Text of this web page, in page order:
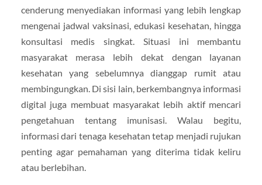
cenderung menyediakan informasi yang lebih lengkap
mengenai jadwal vaksinasi, edukasi kesehatan, hingga
konsultasi medis singkat. Situasi ini membantu
masyarakat merasa lebih dekat dengan layanan
kesehatan yang sebelumnya dianggap rumit atau
membingungkan. Di sisi lain, berkembangnya informasi
digital juga membuat masyarakat lebih aktif mencari
pengetahuan tentang imunisasi. Walau begitu,
informasi dari tenaga kesehatan tetap menjadi rujukan
penting agar pemahaman yang diterima tidak keliru
atau berlebihan.